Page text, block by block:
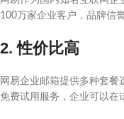
100万家企业客户，品牌信
2. 性价比高
网易企业邮箱提供多种套
免费试用服务，企业可以在